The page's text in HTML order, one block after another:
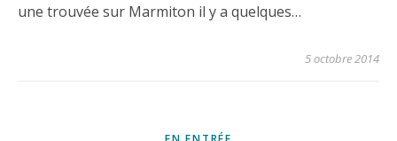
une trouvée sur Marmiton il y a quelques…
5 octobre 2014